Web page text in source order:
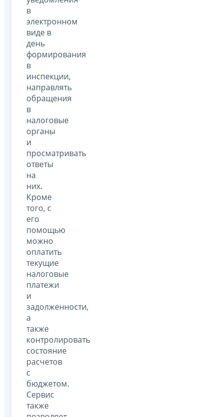
в
электронном
виде в
день
формирования
в
инспекции,
направлять
обращения
в
налоговые
органы
и
просматривать
ответы
на
них.
Кроме
того, с
его
помощью
можно
оплатить
текущие
налоговые
платежи
и
задолженности,
а
также
контролировать
состояние
расчетов
с
бюджетом.
Сервис
также